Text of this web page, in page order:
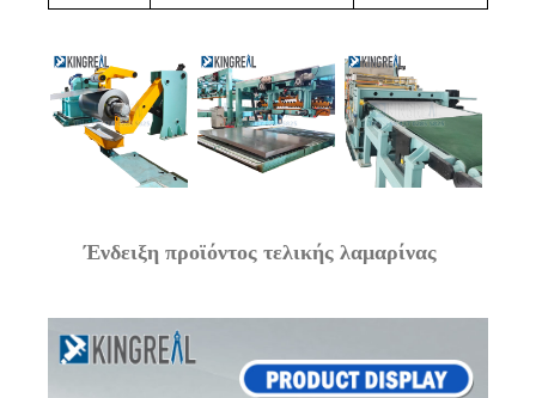
Ένδειξη προϊόντος τελικής λαμαρίνας